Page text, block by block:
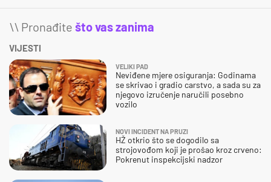
\\ Pronađite što vas zanima
VIJESTI
VELIKI PAD
Neviđene mjere osiguranja: Godinama
se skrivao i gradio carstvo, a sada su za
njegovo izručenje naručili posebno
vozilo
NOVI INCIDENT NA PRUZI
HŽ otkrio što se dogodilo sa
strojovođom koji je prošao kroz crveno:
Pokrenut inspekcijski nadzor